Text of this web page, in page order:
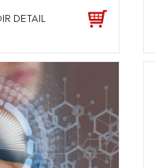
DETAIL